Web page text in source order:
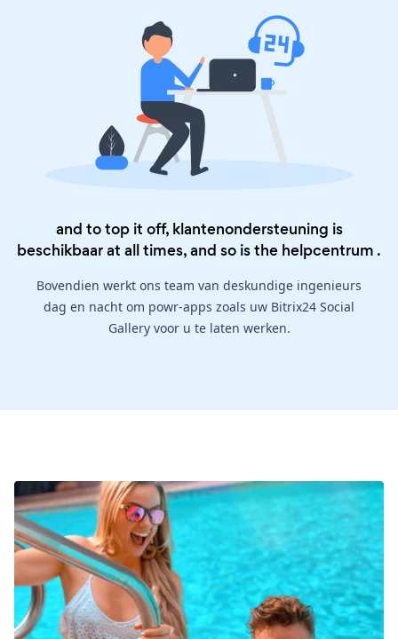
and to top it off, klantenondersteuning is
beschikbaar at all times, and so is the helpcentrum .
Bovendien werkt ons team van deskundige ingenieurs
dag en nacht om powr-apps zoals uw Bitrix24 Social
Gallery voor u te laten werken.